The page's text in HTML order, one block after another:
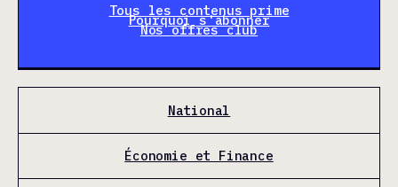
Tous les contenus prime
Pourquoi s'abonner
Nos offres club
National
Économie et Finance